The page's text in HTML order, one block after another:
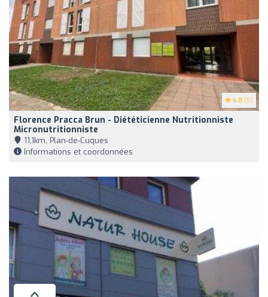
4.8 (5)
Florence Pracca Brun - Diététicienne Nutritionniste
Micronutritionniste
11,1km, Plan-de-Cuques
Informations et coordonnées